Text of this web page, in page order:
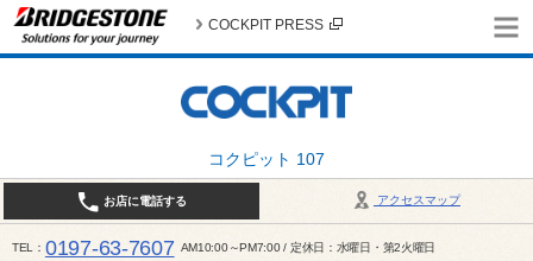
コクピット 107
COCKPIT PRESS
アクセスマップ
お店に電話する
TEL 0197-63-7607 AM10:00～PM7:00 / 定休日：水曜日・第2火曜日